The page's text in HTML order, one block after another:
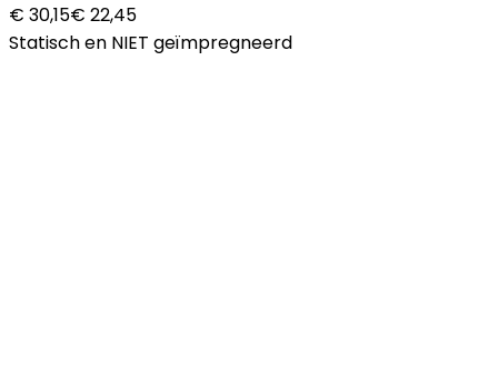
€ 30,15€ 22,45
Statisch en NIET geïmpregneerd